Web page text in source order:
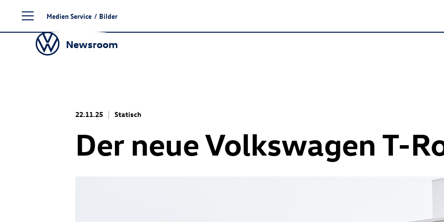
Seiteninhalt
springen
Medien Service / Bilder
Newsroom
22.11.25 Statisch
Der neue Volkswagen T-